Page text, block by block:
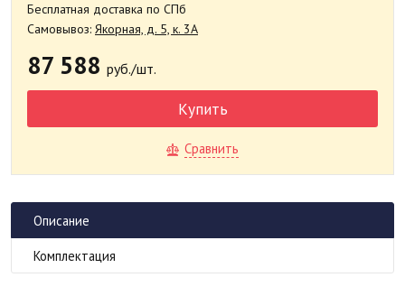
Бесплатная доставка по СПб
Самовывоз: Якорная, д. 5, к. 3А
87 588 руб./шт.
Купить
Сравнить
Описание
Комплектация